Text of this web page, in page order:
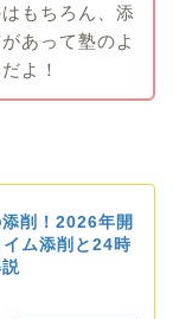
もちろん、添
あって塾のよ
よ！
削！2026年開
ム添削と24時